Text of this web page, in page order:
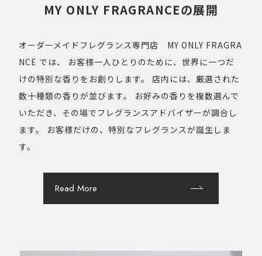
MY ONLY FRAGRANCEの展開
オーダーメイドフレグランス専門店 MY ONLY FRAGRA
NCE では、
お客様一人ひとりのために、世界に一つだ
けの特別な香りをお創りします。
店内には、厳選された
数十種類の香りが並びます。
お好みの香りを複数選んで
いただき、その場でフレグランスアドバイザーが調合し
ます。
お客様だけの、特別なフレグランスが誕生しま
す。
Read More